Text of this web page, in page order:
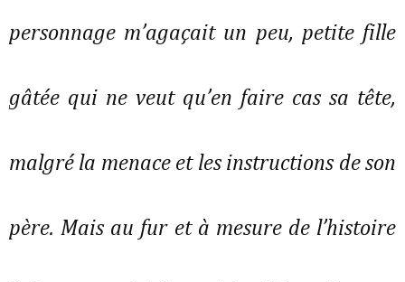
personnage m’agaçait un peu, petite fille
gâtée qui ne veut qu’en faire cas sa tête,
malgré la menace et les instructions de son
père. Mais au fur et à mesure de l’histoire